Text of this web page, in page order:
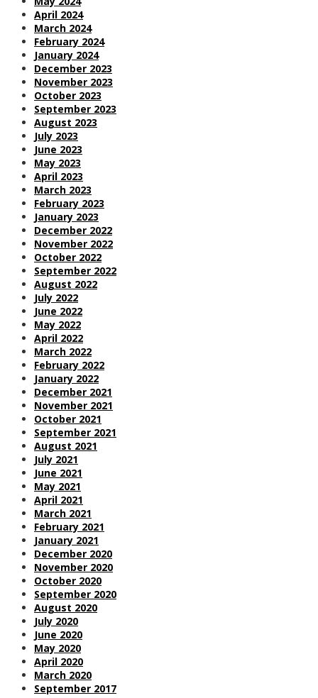
April 2024
March 2024
February 2024
January 2024
December 2023
November 2023
October 2023
September 2023
August 2023
July 2023
June 2023
May 2023
April 2023
March 2023
February 2023
January 2023
December 2022
November 2022
October 2022
September 2022
August 2022
July 2022
June 2022
May 2022
April 2022
March 2022
February 2022
January 2022
December 2021
November 2021
October 2021
September 2021
August 2021
July 2021
June 2021
May 2021
April 2021
March 2021
February 2021
January 2021
December 2020
November 2020
October 2020
September 2020
August 2020
July 2020
June 2020
May 2020
April 2020
March 2020
September 2017